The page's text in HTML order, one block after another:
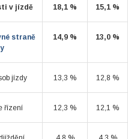
v jízdě 18,1 % 15,1 %
straně
14,9 % 13,0 %
jízdy 13,3 % 12,8 %
řízení 12,3 % 12,1 %